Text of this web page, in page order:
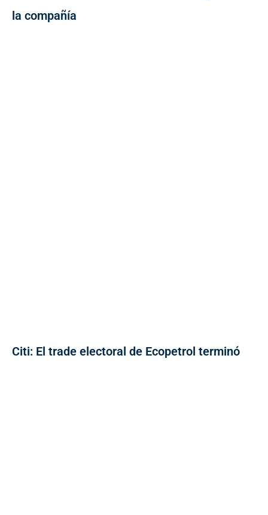
la compañía
Citi: El trade electoral de Ecopetrol terminó